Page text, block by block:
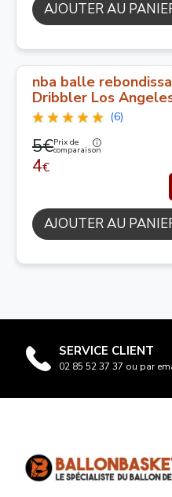
AJOUTER AU
nba balle
Dribbler Los
(6)
5€Prix de
comparaison
4€
AJOUTER AU
SERVICE CLIENT
02 85 52 37 37 ou par